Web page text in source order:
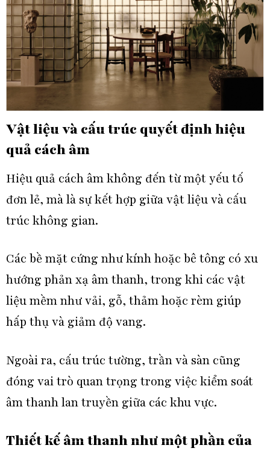
Vật liệu và cấu trúc quyết định hiệu
quả cách âm
Hiệu quả cách âm không đến từ một yếu tố
đơn lẻ, mà là sự kết hợp giữa vật liệu và cấu
trúc không gian.
Các bề mặt cứng như kính hoặc bê tông có xu
hướng phản xạ âm thanh, trong khi các vật
liệu mềm như vải, gỗ, thảm hoặc rèm giúp
hấp thụ và giảm độ vang.
Ngoài ra, cấu trúc tường, trần và sàn cũng
đóng vai trò quan trọng trong việc kiểm soát
âm thanh lan truyền giữa các khu vực.
Thiết kế âm thanh như một phần của